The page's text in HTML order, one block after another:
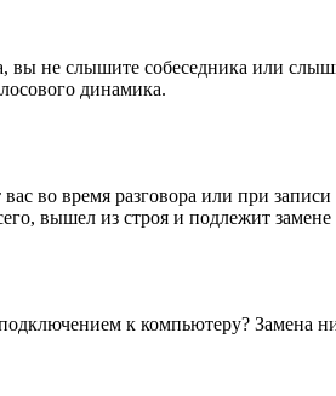
вы не слышите собеседника или
динамика.
во время разговора или при записи
вышел из строя и подлежит
к компьютеру? Замена